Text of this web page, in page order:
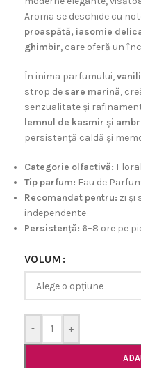
Aroma se deschide cu
proaspătă, iasomie
ghimbir, care oferă un
În inima parfumului,
strop de sare marină,
senzualitate și
lemnul de kasmir și
persistență caldă și
Categorie olfactivă:
Tip parfum: Eau de
Recomandat pentru: zi și
independente
Persistență: 6–8 ore pe
VOLUM
- +